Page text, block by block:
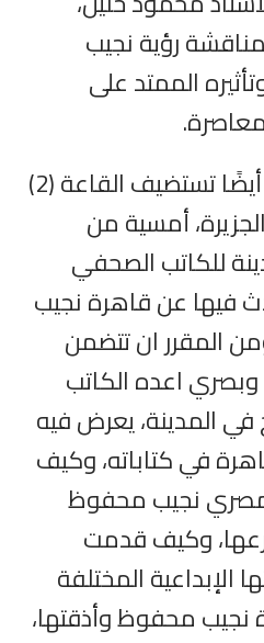
رؤية نجيب
الممتد على
وفى الخامسة مساء أيضًا تستضيف القاعة (2)
أمسية من
للكاتب الصحفي
فيها عن قاهرة نجيب
المقرر ان تتضمن
اعده الكاتب
المدينة، يعرض فيه
في كتاباته، وكيف
نجيب محفوظ
وكيف قدمت
الإبداعية المختلفة
محفوظ وأذقتها،